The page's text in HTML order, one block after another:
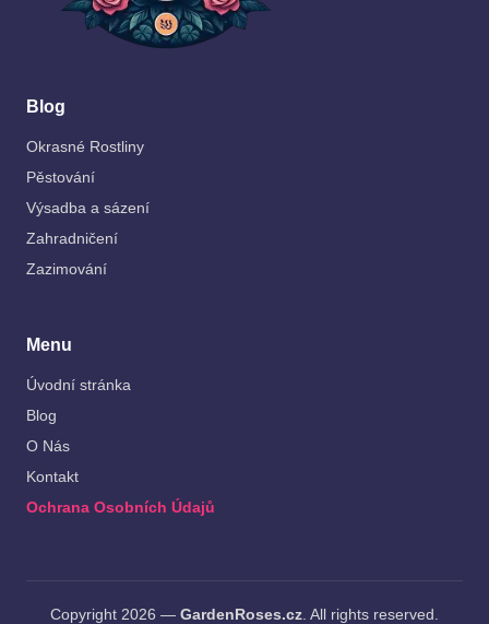
Blog
Okrasné Rostliny
Pěstování
Výsadba a sázení
Zahradničení
Zazimování
Menu
Úvodní stránka
Blog
O Nás
Kontakt
Ochrana Osobních Údajů
Copyright 2026 — GardenRoses.cz. All rights reserved.